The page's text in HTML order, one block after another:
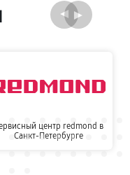
центр redmond в
Санкт-Петербурге